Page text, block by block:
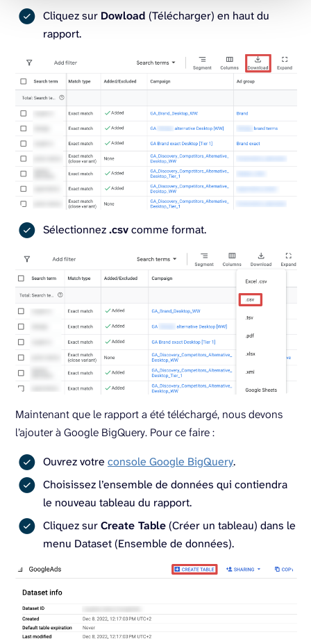
Cliquez sur Dowload (Télécharger) en haut du
rapport.
Sélectionnez.csvcomme format.
Maintenant que le rapport a été téléchargé, nous devons
l’ajouter à Google BigQuery. Pour ce faire :
Ouvrez votre console Google BigQuery.
Choisissez l’ensemble de données qui contiendra
le nouveau tableau du rapport.
Cliquez surCreate Table(Créer un tableau) dans le
menu Dataset (Ensemble de données).